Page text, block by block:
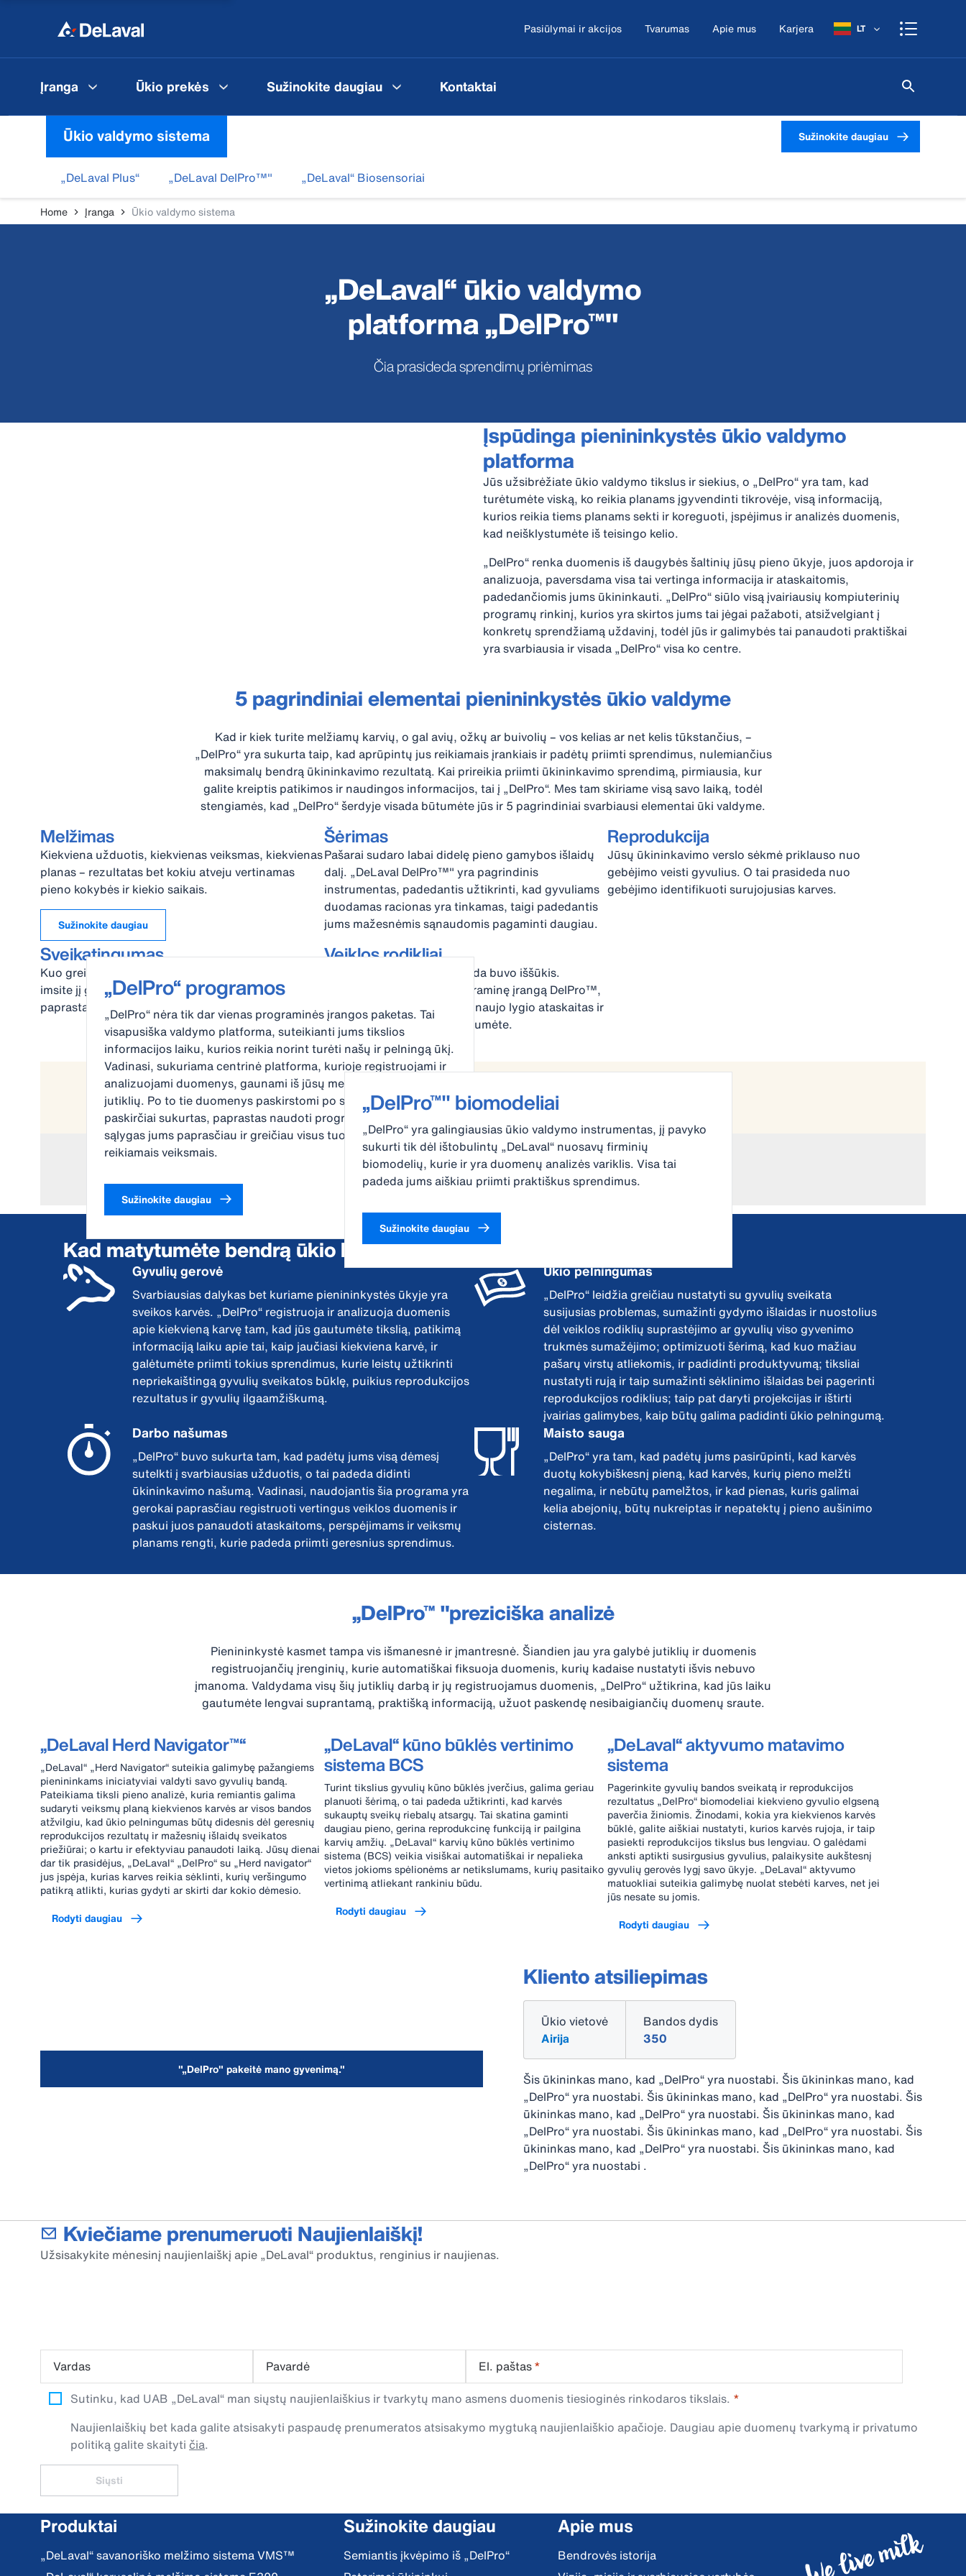
Pasiūlymai ir akcijos Tvarumas Apie mus Karjera LT
Įranga Ūkio prekės Sužinokite daugiau Kontaktai
Ūkio valdymo sistema Sužinokite daugiau
„DeLaval Plus“ „DeLaval DelPro™" „DeLaval“ Biosensoriai
Home Įranga Ūkio valdymo sistema
„DeLaval“ ūkio valdymo
platforma „DelPro™"
Čia prasideda sprendimų priėmimas
Įspūdinga pienininkystės ūkio valdymo
platforma
Jūs užsibrėžiate ūkio valdymo tikslus ir siekius, o „DelPro“ yra tam, kad
turėtumėte viską, ko reikia planams įgyvendinti tikrovėje, visą informaciją,
kurios reikia tiems planams sekti ir koreguoti, įspėjimus ir analizės duomenis,
kad neišklystumėte iš teisingo kelio.
„DelPro“ renka duomenis iš daugybės šaltinių jūsų pieno ūkyje, juos apdoroja ir
analizuoja, paversdama visa tai vertinga informacija ir ataskaitomis,
padedančiomis jums ūkininkauti. „DelPro“ siūlo visą įvairiausių kompiuterinių
programų rinkinį, kurios yra skirtos jums tai jėgai pažaboti, atsižvelgiant į
konkretų sprendžiamą uždavinį, todėl jūs ir galimybės tai panaudoti praktiškai
yra svarbiausia ir visada „DelPro“ visa ko centre.
5 pagrindiniai elementai pienininkystės ūkio valdyme
Kad ir kiek turite melžiamų karvių, o gal avių, ožkų ar buivolių – vos kelias ar net kelis tūkstančius, –
„DelPro“ yra sukurta taip, kad aprūpintų jus reikiamais įrankiais ir padėtų priimti sprendimus, nulemiančius
maksimalų bendrą ūkininkavimo rezultatą. Kai prireikia priimti ūkininkavimo sprendimą, pirmiausia, kur
galite kreiptis patikimos ir naudingos informacijos, tai į „DelPro“. Mes tam skiriame visą savo laiką, todėl
stengiamės, kad „DelPro“ šerdyje visada būtumėte jūs ir 5 pagrindiniai svarbiausi elementai ūki valdyme.
Melžimas
Kiekviena užduotis, kiekvienas veiksmas, kiekvienas
planas – rezultatas bet kokiu atveju vertinamas
pieno kokybės ir kiekio saikais.
Sužinokite daugiau
Šėrimas
Pašarai sudaro labai didelę pieno gamybos išlaidų
dalį. „DeLaval DelPro™" yra pagrindinis
instrumentas, padedantis užtikrinti, kad gyvuliams
duodamas racionas yra tinkamas, taigi padedantis
jums mažesnėmis sąnaudomis pagaminti daugiau.
Reprodukcija
Jūsų ūkininkavimo verslo sėkmė priklauso nuo
gebėjimo veisti gyvulius. O tai prasideda nuo
gebėjimo identifikuoti surujojusias karves.
Sveikatingumas
Kuo greičiau diagnozuosite sveikatos sutrikimą ir
imsite jį gydyti, tuo greičiau gyvuliai pasveiks ir
paprastai tuo mažiau nukentės produktyvumas.
Veiklos rodikliai
Daugiau su mažiau. Tai visada buvo iššūkis.
Naudodami „DeLaval“ programinę įrangą DelPro™,
turite visas galimybes gauti naujo lygio ataskaitas ir
analizes, kad tą iššūkį įveiktumėte.
„DelPro“ programos
„DelPro“ nėra tik dar vienas programinės įrangos paketas. Tai
visapusiška valdymo platforma, suteikianti jums tikslios
informacijos laiku, kurios reikia norint turėti našų ir pelningą ūkį.
Vadinasi, sukuriama centrinė platforma, kurioje registruojami ir
analizuojami duomenys, gaunami iš jūsų melžimo sistemos ir
jutiklių. Po to tie duomenys paskirstomi po specialiai konkrečiai
paskirčiai sukurtas, paprastas naudoti programas, kurios sudaro
sąlygas jums paprasčiau ir greičiau visus tuos duomenis paversti
reikiamais veiksmais.
Sužinokite daugiau
„DelPro™" biomodeliai
„DelPro“ yra galingiausias ūkio valdymo instrumentas, jį pavyko
sukurti tik dėl ištobulintų „DeLaval“ nuosavų firminių
biomodelių, kurie ir yra duomenų analizės variklis. Visa tai
padeda jums aiškiau priimti praktiškus sprendimus.
Sužinokite daugiau
Kad matytumėte bendrą ūkio kaip visumos vaizdą
Gyvulių gerovė
Svarbiausias dalykas bet kuriame pienininkystės ūkyje yra
sveikos karvės. „DelPro“ registruoja ir analizuoja duomenis
apie kiekvieną karvę tam, kad jūs gautumėte tikslią, patikimą
informaciją laiku apie tai, kaip jaučiasi kiekviena karvė, ir
galėtumėte priimti tokius sprendimus, kurie leistų užtikrinti
nepriekaištingą gyvulių sveikatos būklę, puikius reprodukcijos
rezultatus ir gyvulių ilgaamžiškumą.
Ūkio pelningumas
„DelPro“ leidžia greičiau nustatyti su gyvulių sveikata
susijusias problemas, sumažinti gydymo išlaidas ir nuostolius
dėl veiklos rodiklių suprastėjimo ar gyvulių viso gyvenimo
trukmės sumažėjimo; optimizuoti šėrimą, kad kuo mažiau
pašarų virstų atliekomis, ir padidinti produktyvumą; tiksliai
nustatyti rują ir taip sumažinti sėklinimo išlaidas bei pagerinti
reprodukcijos rodiklius; taip pat daryti projekcijas ir ištirti
įvairias galimybes, kaip būtų galima padidinti ūkio pelningumą.
Darbo našumas
„DelPro“ buvo sukurta tam, kad padėtų jums visą dėmesį
sutelkti į svarbiausias užduotis, o tai padeda didinti
ūkininkavimo našumą. Vadinasi, naudojantis šia programa yra
gerokai paprasčiau registruoti vertingus veiklos duomenis ir
paskui juos panaudoti ataskaitoms, perspėjimams ir veiksmų
planams rengti, kurie padeda priimti geresnius sprendimus.
Maisto sauga
„DelPro“ yra tam, kad padėtų jums pasirūpinti, kad karvės
duotų kokybiškesnį pieną, kad karvės, kurių pieno melžti
negalima, ir nebūtų pamelžtos, ir kad pienas, kuris galimai
kelia abejonių, būtų nukreiptas ir nepatektų į pieno aušinimo
cisternas.
„DelPro™ "preziciška analizė
Pienininkystė kasmet tampa vis išmanesnė ir įmantresnė. Šiandien jau yra galybė jutiklių ir duomenis
registruojančių įrenginių, kurie automatiškai fiksuoja duomenis, kurių kadaise nustatyti išvis nebuvo
įmanoma. Valdydama visų šių jutiklių darbą ir jų registruojamus duomenis, „DelPro“ užtikrina, kad jūs laiku
gautumėte lengvai suprantamą, praktišką informaciją, užuot paskendę nesibaigiančių duomenų sraute.
„DeLaval Herd Navigator™“
„DeLaval“ „Herd Navigator“ suteikia galimybę pažangiems
pienininkams iniciatyviai valdyti savo gyvulių bandą.
Pateikiama tiksli pieno analizė, kuria remiantis galima
sudaryti veiksmų planą kiekvienos karvės ar visos bandos
atžvilgiu, kad ūkio pelningumas būtų didesnis dėl geresnių
reprodukcijos rezultatų ir mažesnių išlaidų sveikatos
priežiūrai; o kartu ir efektyviau panaudoti laiką. Jūsų dienai
dar tik prasidėjus, „DeLaval“ „DelPro“ su „Herd navigator“
jus įspėja, kurias karves reikia sėklinti, kurių veršingumo
patikrą atlikti, kurias gydyti ar skirti dar kokio dėmesio.
Rodyti daugiau
„DeLaval“ kūno būklės vertinimo
sistema BCS
Turint tikslius gyvulių kūno būklės įverčius, galima geriau
planuoti šėrimą, o tai padeda užtikrinti, kad karvės
sukauptų sveikų riebalų atsargų. Tai skatina gaminti
daugiau pieno, gerina reprodukcinę funkciją ir pailgina
karvių amžių. „DeLaval“ karvių kūno būklės vertinimo
sistema (BCS) veikia visiškai automatiškai ir nepalieka
vietos jokioms spėlionėms ar netikslumams, kurių pasitaiko
vertinimą atliekant rankiniu būdu.
Rodyti daugiau
„DeLaval“ aktyvumo matavimo
sistema
Pagerinkite gyvulių bandos sveikatą ir reprodukcijos
rezultatus „DelPro“ biomodeliai kiekvieno gyvulio elgseną
paverčia žiniomis. Žinodami, kokia yra kiekvienos karvės
būklė, galite aiškiai nustatyti, kurios karvės rujoja, ir taip
pasiekti reprodukcijos tikslus bus lengviau. O galėdami
anksti aptikti susirgusius gyvulius, palaikysite aukštesnį
gyvulių gerovės lygį savo ūkyje. „DeLaval“ aktyvumo
matuokliai suteikia galimybę nuolat stebėti karves, net jei
jūs nesate su jomis.
Rodyti daugiau
"„DelPro" pakeitė mano gyvenimą."
Kliento atsiliepimas
Ūkio vietovė
Airija
Bandos dydis
350
Šis ūkininkas mano, kad „DelPro“ yra nuostabi. Šis ūkininkas mano, kad
„DelPro“ yra nuostabi. Šis ūkininkas mano, kad „DelPro“ yra nuostabi. Šis
ūkininkas mano, kad „DelPro“ yra nuostabi. Šis ūkininkas mano, kad
„DelPro“ yra nuostabi. Šis ūkininkas mano, kad „DelPro“ yra nuostabi. Šis
ūkininkas mano, kad „DelPro“ yra nuostabi. Šis ūkininkas mano, kad
„DelPro“ yra nuostabi .
Kviečiame prenumeruoti Naujienlaiškį!
Užsisakykite mėnesinį naujienlaiškį apie „DeLaval“ produktus, renginius ir naujienas.
Vardas Pavardė El. paštas*
Sutinku, kad UAB „DeLaval“ man siųstų naujienlaiškius ir tvarkytų mano asmens duomenis tiesioginės rinkodaros tikslais.
Naujienlaiškių bet kada galite atsisakyti paspaudę prenumeratos atsisakymo mygtuką naujienlaiškio apačioje. Daugiau apie duomenų tvarkymą ir privatumo
politiką galite skaityti čia.
Siųsti
Produktai
„DeLaval“ savanoriško melžimo sistema VMS™
Sužinokite daugiau
Semiantis įkvėpimo iš „DelPro“
Apie mus
Bendrovės istorija